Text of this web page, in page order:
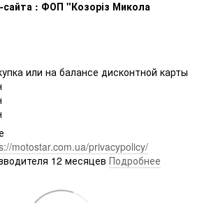
сайта : ФОП "Козоріз Микола
или на балансе дисконтной карты
motostar.com.ua/privacypolicy/
12 месяцев Подробнее